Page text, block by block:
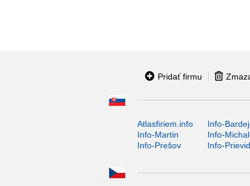
Pridať firmu
Atlasfiriem.info Info-
Info-Martin
Info-
Info-Prešov
Info-